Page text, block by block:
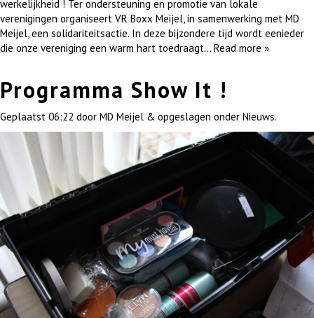
werkelijkheid ! Ter ondersteuning en promotie van lokale
verenigingen organiseert VR Boxx Meijel, in samenwerking met MD
Meijel, een solidariteitsactie. In deze bijzondere tijd wordt eenieder
die onze vereniging een warm hart toedraagt… Read more »
Programma Show It !
Geplaatst 06:22 door MD Meijel & opgeslagen onder Nieuws.